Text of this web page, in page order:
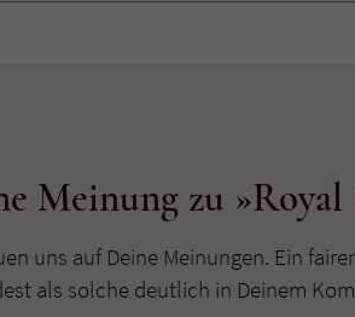
Meinung zu »Royal
uns auf Deine Meinungen. Ein
als solche deutlich in Deinem